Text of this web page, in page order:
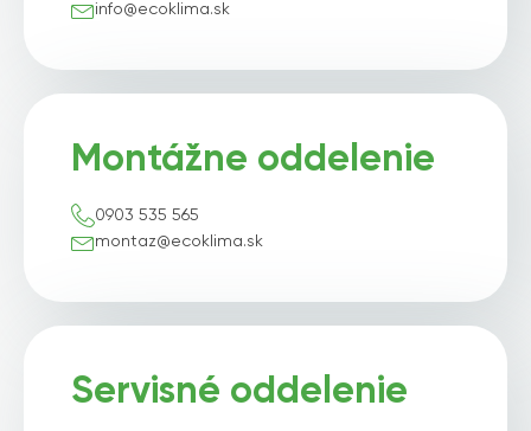
info@ecoklima.sk
Montážne oddelenie
0903 535 565
montaz@ecoklima.sk
Servisné oddelenie